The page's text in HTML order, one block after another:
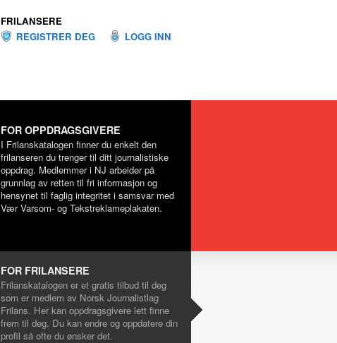
FRILANSERE
REGISTRER DEG
LOGG INN
FOR OPPDRAGSGIVERE
I Frilanskatalogen finner du enkelt den
frilanseren du trenger til ditt journalistiske
oppdrag. Medlemmer i NJ arbeider på
grunnlag av retten til fri informasjon og
hensynet til faglig integritet i samsvar med
Vær Varsom- og Tekstreklameplakaten.
FOR FRILANSERE
Frilanskatalogen er et gratis tilbud til deg
som er medlem av Norsk Journalistlag
Frilans. Her kan oppdragsgivere lett finne
frem til deg. Du kan endre og oppdatere din
profil så ofte du ønsker det.